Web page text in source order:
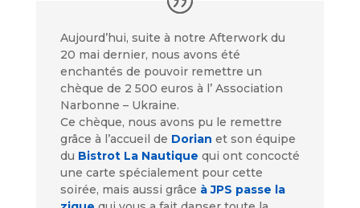
Aujourd’hui, suite à notre Afterwork du
20 mai dernier, nous avons été
enchantés de pouvoir remettre un
chèque de 2 500 euros à l’ Association
Narbonne – Ukraine.
Ce chèque, nous avons pu le remettre
grâce à l’accueil de Dorian et son équipe
du Bistrot La Nautique qui ont concocté
une carte spécialement pour cette
soirée, mais aussi grâce à JPS passe la